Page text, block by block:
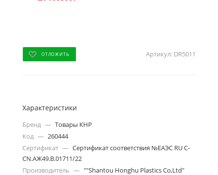
ОТЛОЖИТЬ Артикул: DR5011
Характеристики
Бренд — Товары КНР
Код — 260444
Сертификат — Сертификат соответствия №ЕАЭС RU С-
CN.АЖ49.В.01711/22
Производитель — ""Shantou Honghu Plastics Co,Ltd"